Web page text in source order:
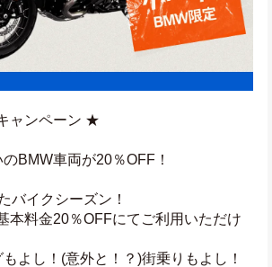
ャンペーン ★
BMW車両が20％OFF！
バイクシーズン！
本料金20％OFFにてご利用いただけ
よし！(意外と！？)街乗りもよし！